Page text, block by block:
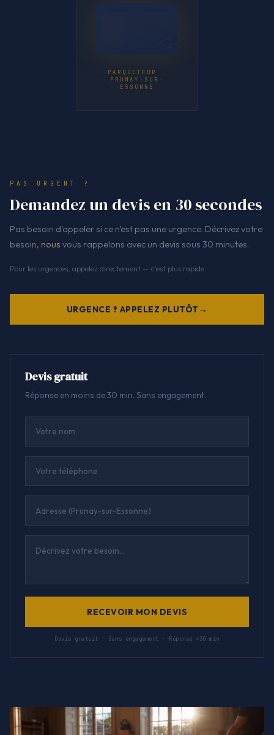
PARQUETEUR ·
PRUNAY-SUR-
ESSONNE
PAS URGENT ?
Demandez un devis en 30 secondes
Pas besoin d'appeler si ce n'est pas une urgence. Décrivez votre
besoin, nous vous rappelons avec un devis sous 30 minutes.
Pour les urgences, appelez directement — c'est plus rapide.
URGENCE ? APPELEZ PLUTÔT
Devis gratuit
Réponse en moins de 30 min. Sans engagement.
RECEVOIR MON DEVIS
Devis gratuit · Sans engagement · Réponse <30 min